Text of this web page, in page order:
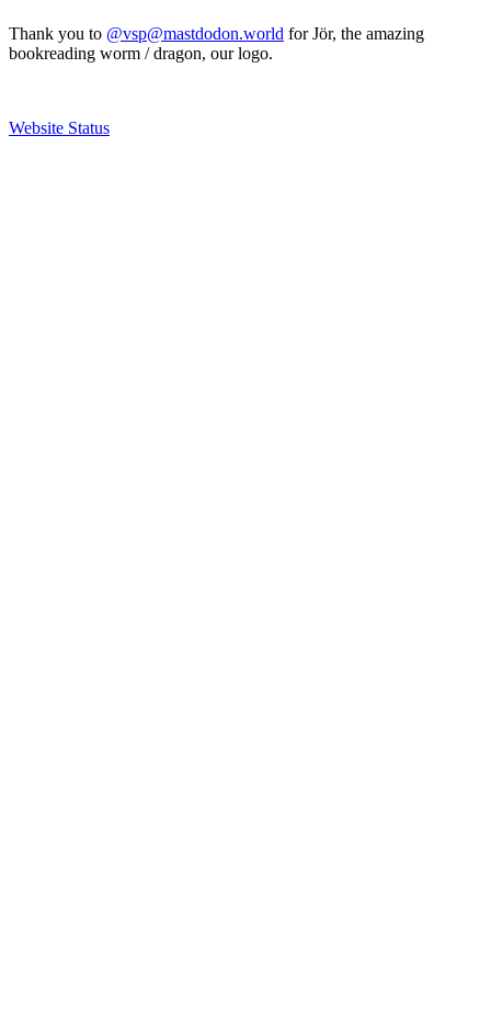
Thank you to @vsp@mastdodon.world for Jör, the amazing
bookreading worm / dragon, our logo.
Website Status